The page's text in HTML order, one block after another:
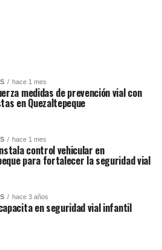
hace 1 mes
medidas de prevención vial con
en Quezaltepeque
hace 1 mes
control vehicular en
para fortalecer la seguridad vial
hace 3 años
capacita en seguridad vial infantil